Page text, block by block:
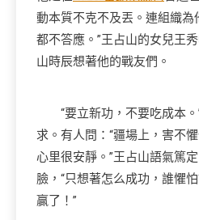
動本質不克不及丟。連組織
都不答應。”王占山的女兒王
山時辰想著他的戰友們。
“要立新功，不要吃成本。
求。有人問：“疆場上，害不懼
心里很安靜。”王占山語氣篤
臉，“只想著怎么成功，誰懼
贏了！”